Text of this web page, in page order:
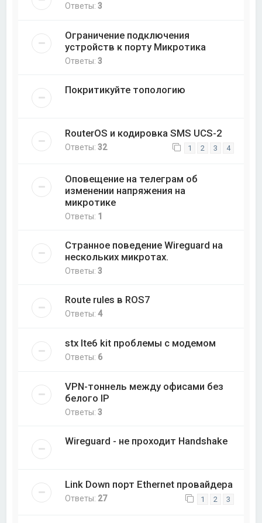
Ответы:3
Ограничение подключения
устройств к порту Микротика
Ответы:3
Покритикуйте топологию
RouterOS и кодировка SMS UCS-2
Ответы:32 1 2 3 4
Оповещение на телеграм об
изменении напряжения на
микротике
Ответы: 1
Странное поведение Wireguard на
нескольких микротах.
Ответы:3
Route rules в ROS7
Ответы:4
stx lte6 kit проблемы с модемом
Ответы: 6
VPN-тоннель между офисами без
белого IP
Ответы:3
Wireguard - не проходит Handshake
Link Down порт Ethernet провайдера
Ответы: 27 1 2 3